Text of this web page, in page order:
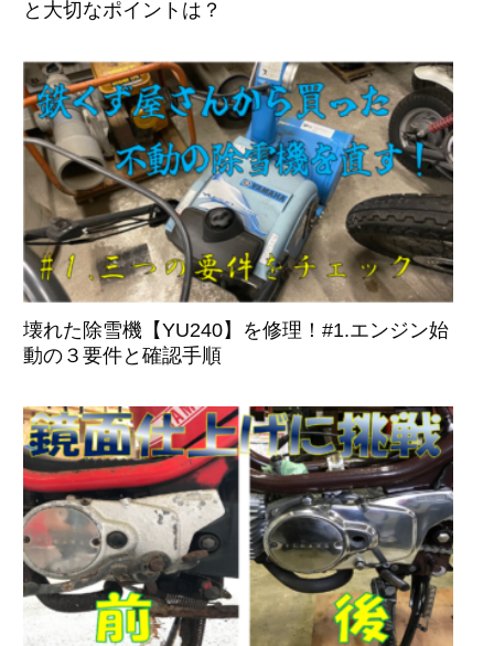
と大切なポイントは？
壊れた除雪機【YU240】を修理！#1.エンジン始
動の３要件と確認手順